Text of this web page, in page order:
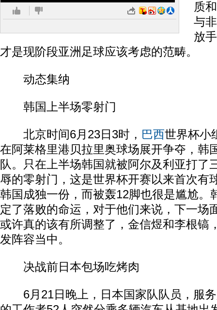
质
与
放
才是现阶段亚洲足球应该考虑的范畴。
动态集纳
韩国上半场零射门
北京时间6月23日3时， 巴西世界杯小
在阿莱格里港贝拉里奥球场展开争夺，韩
队。只在上半场韩国就被阿尔及利亚打了
辱的零射门，这是世界杯开赛以来首次有
韩国成独一份，而被轰12脚也很是尴尬。
定了落败的命运，对于他们来说，下一场
或许真的该有所调整了，金信煜和李根镐
发阵容当中。
决战前日本包场吃烤肉
6月21日晚上，日本国家队队员，服务